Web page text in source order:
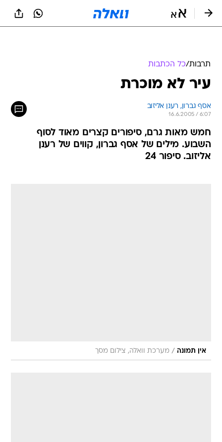
עיר לא מוכרת
אסף גברון, רענן אליזוב
16.6.2005 / 6:07
חמש מאות גרם, סיפורים קצרים מאוד לסוף
אליזוב. סיפור 24